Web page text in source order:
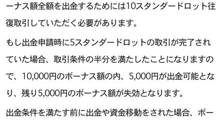
ーナス額全額を出金するためには10スタンダードロット往
復取引していただく必要があります。
もし出金申請時に5スタンダードロットの取引が完了され
ていた場合、取引条件の半分を満たしたことになりますの
で、10,000円のボーナス額の内、5,000円が出金可能とな
り、残り5,000円のボーナス額が失効となります。
出金条件を満たす前に出金や資金移動をされた場合、ボー